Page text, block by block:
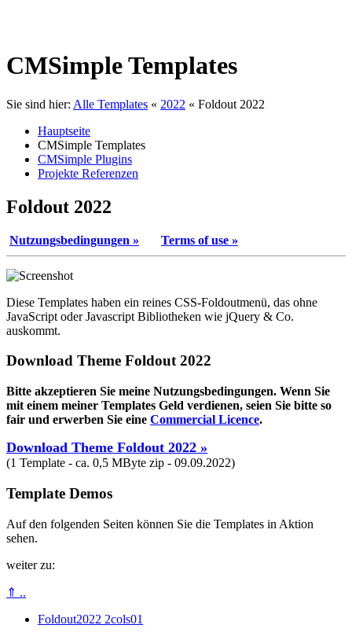
CMSimple Templates
Sie sind hier: Alle Templates « 2022 « Foldout 2022
Hauptseite
CMSimple Templates
CMSimple Plugins
Projekte Referenzen
Foldout 2022
Nutzungsbedingungen » Terms of use »
Diese Templates haben ein reines CSS-Foldoutmenü, das ohne
JavaScript oder Javascript Bibliotheken wie jQuery & Co.
auskommt.
Download Theme Foldout 2022
Bitte akzeptieren Sie meine Nutzungsbedingungen. Wenn Sie
mit einem meiner Templates Geld verdienen, seien Sie bitte so
fair und erwerben Sie eine Commercial Licence.
Download Theme Foldout 2022 »
(1 Template - ca. 0,5 MByte zip - 09.09.2022)
Template Demos
Auf den folgenden Seiten können Sie die Templates in Aktion
sehen.
weiter zu:
⇑ ..
Foldout2022 2cols01